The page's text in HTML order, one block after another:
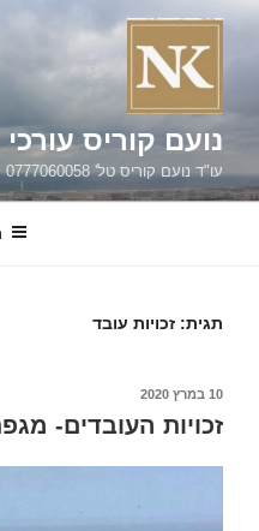
דילוג
נועם קוריס
עו"ד נועם קוריס טל' 0777060058
תגית: זכויות עובד
פורסם
10 במרץ 2020
זכויות העובדים-